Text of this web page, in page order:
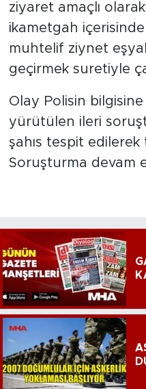
ziyaret amaçlı
ikametgah
muhtelif ziynet
geçirmek suretiyle
Olay Polisin
yürütülen ileri
şahıs tespit edilerek
Soruşturma devam